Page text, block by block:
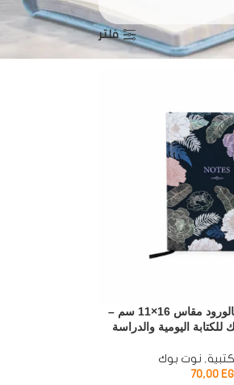
18 فلتر
نوت جلد مزخرفة بالورود مقاس 16×11 سم –
اليومية والدراسة
, نوت بوك
70,00